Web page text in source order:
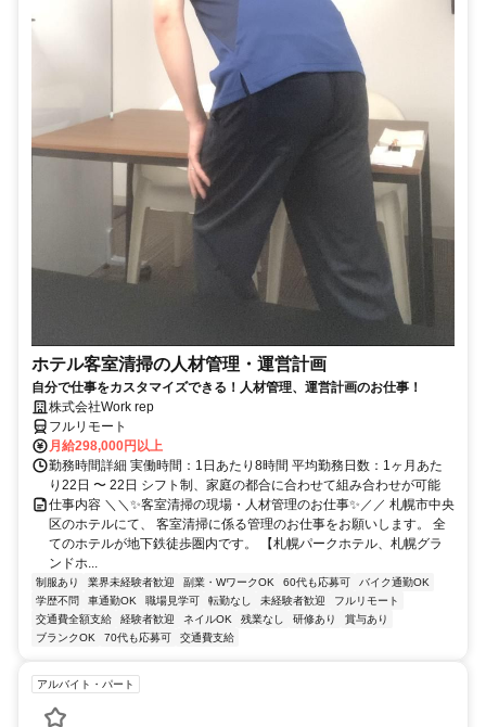
ホテル客室清掃の人材管理・運営計画
自分で仕事をカスタマイズできる！人材管理、運営計画のお仕事！
株式会社Work rep
フルリモート
月給298,000円以上
勤務時間詳細 実働時間：1日あたり8時間 平均勤務日数：1ヶ月あた
り22日 〜 22日 シフト制、家庭の都合に合わせて組み合わせが可能
仕事内容 ＼＼✨客室清掃の現場・人材管理のお仕事✨／／ 札幌市中央
区のホテルにて、 客室清掃に係る管理のお仕事をお願いします。 全
てのホテルが地下鉄徒歩圏内です。 【札幌パークホテル、札幌グラ
ンドホ...
制服あり 業界未経験者歓迎 副業・WワークOK 60代も応募可
バイク通勤OK
学歴不問
車通勤OK 職場見学可 転勤なし 未経験者歓迎
フルリモート
交通費全額支給
経験者歓迎 ネイルOK 残業なし 研修あり
賞与あり
ブランクOK
70代も応募可 交通費支給
アルバイト・パート